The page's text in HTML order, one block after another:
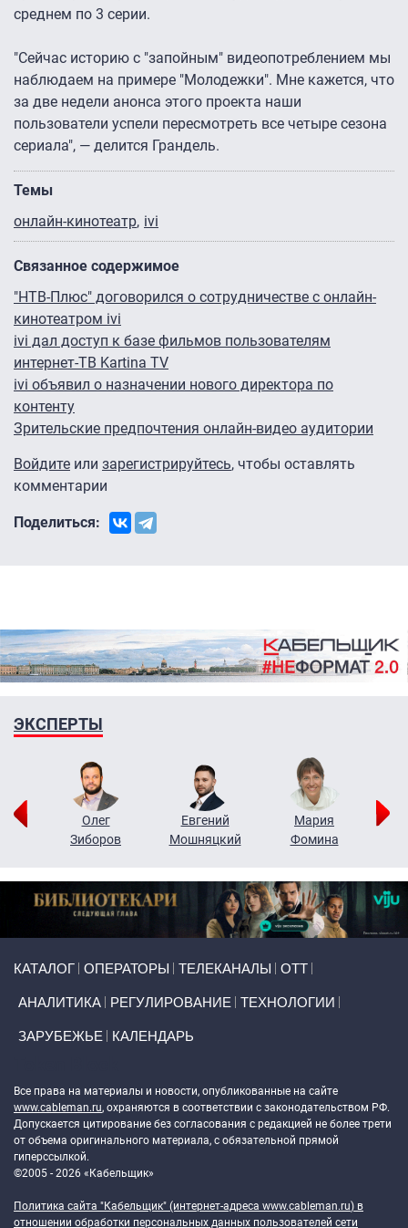
среднем по 3 серии.
"Сейчас историю с "запойным" видеопотреблением мы
наблюдаем на примере "Молодежки". Мне кажется, что
за две недели анонса этого проекта наши
пользователи успели пересмотреть все четыре сезона
сериала", — делится Грандель.
Темы
онлайн-кинотеатр ivi
Связанное содержимое
"НТВ-Плюс" договорился о сотрудничестве с онлайн-
кинотеатром ivi
ivi дал доступ к базе фильмов пользователям
интернет-ТВ Kartina TV
ivi объявил о назначении нового директора по
контенту
Зрительские предпочтения онлайн-видео аудитории
Войдите или зарегистрируйтесь, чтобы оставлять
комментарии
Поделиться:
ЭКСПЕРТЫ
Олег
Зиборов
Евгений
Мошняцкий
Мария
Фомина
КАТАЛОГ ОПЕРАТОРЫ ТЕЛЕКАНАЛЫ ОТТ
АНАЛИТИКА РЕГУЛИРОВАНИЕ ТЕХНОЛОГИИ
ЗАРУБЕЖЬЕ КАЛЕНДАРЬ
Все права на материалы и новости, опубликованные на сайте
www.cableman.ru, охраняются в соответствии с законодательством РФ.
Допускается цитирование без согласования с редакцией не более трети
от объема оригинального материала, с обязательной прямой
гиперссылкой.
©2005 - 2026 «Кабельщик»
Политика сайта "Кабельщик" (интернет-адреса www.cableman.ru) в
отношении обработки персональных данных пользователей сети